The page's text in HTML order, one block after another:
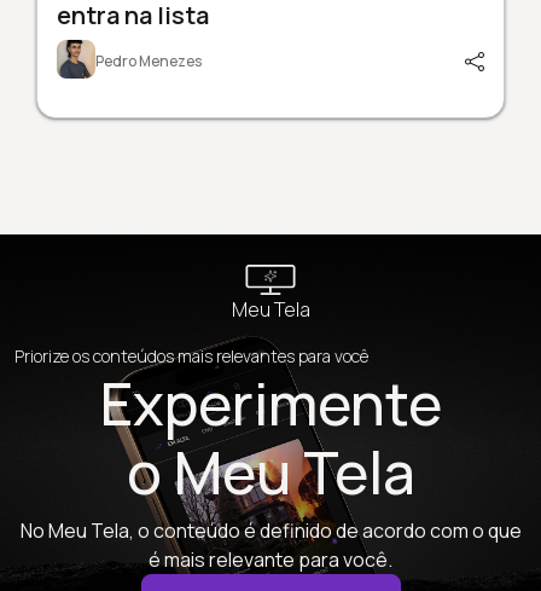
entra na lista
Pedro Menezes
Meu Tela
Priorize os conteúdos mais relevantes para você
Experimente
o Meu Tela
No Meu Tela, o conteúdo é definido de acordo com o que
é mais relevante para você.